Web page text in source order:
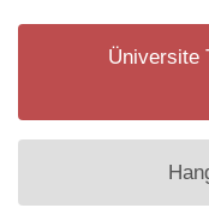
Üniversite